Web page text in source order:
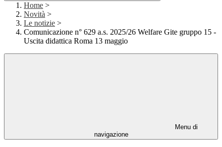
Home >
Novità >
Le notizie >
Comunicazione n° 629 a.s. 2025/26 Welfare Gite gruppo 15 -
Uscita didattica Roma 13 maggio
Menu di
navigazione